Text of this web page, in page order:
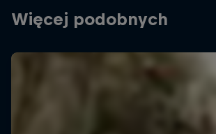
Więcej podobnych